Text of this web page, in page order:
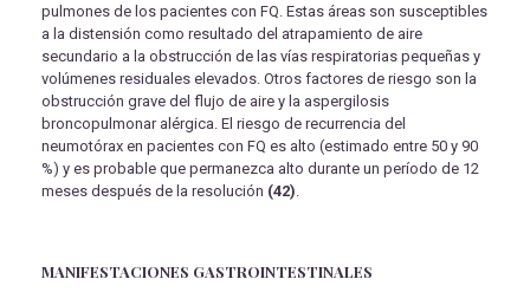
pulmones de los pacientes con FQ. Estas áreas son susceptibles
a la distensión como resultado del atrapamiento de aire
secundario a la obstrucción de las vías respiratorias pequeñas y
volúmenes residuales elevados. Otros factores de riesgo son la
obstrucción grave del flujo de aire y la aspergilosis
broncopulmonar alérgica. El riesgo de recurrencia del
neumotórax en pacientes con FQ es alto (estimado entre 50 y 90
%) y es probable que permanezca alto durante un período de 12
meses después de la resolución (42).
MANIFESTACIONES GASTROINTESTINALES